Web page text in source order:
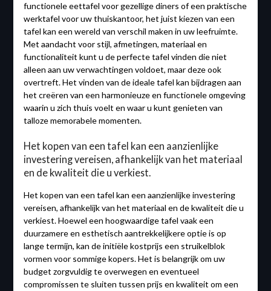
functionele eettafel voor gezellige diners of een praktische
werktafel voor uw thuiskantoor, het juist kiezen van een
tafel kan een wereld van verschil maken in uw leefruimte.
Met aandacht voor stijl, afmetingen, materiaal en
functionaliteit kunt u de perfecte tafel vinden die niet
alleen aan uw verwachtingen voldoet, maar deze ook
overtreft. Het vinden van de ideale tafel kan bijdragen aan
het creëren van een harmonieuze en functionele omgeving
waarin u zich thuis voelt en waar u kunt genieten van
talloze memorabele momenten.
Het kopen van een tafel kan een aanzienlijke
investering vereisen, afhankelijk van het materiaal
en de kwaliteit die u verkiest.
Het kopen van een tafel kan een aanzienlijke investering
vereisen, afhankelijk van het materiaal en de kwaliteit die u
verkiest. Hoewel een hoogwaardige tafel vaak een
duurzamere en esthetisch aantrekkelijkere optie is op
lange termijn, kan de initiële kostprijs een struikelblok
vormen voor sommige kopers. Het is belangrijk om uw
budget zorgvuldig te overwegen en eventueel
compromissen te sluiten tussen prijs en kwaliteit om een